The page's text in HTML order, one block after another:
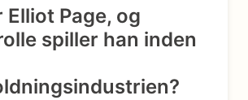
Elliot Page, og
spiller han inden